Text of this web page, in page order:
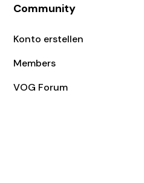
Community
Konto erstellen
Members
VOG Forum